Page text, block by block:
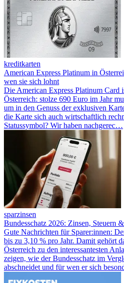
kreditkarten
American Express Platinum in
wen sie sich lohnt
Die American Express Platinum Card
Österreich: stolze 690 Euro im Jahr
um in den Genuss der exklusiven
die Karte sich auch wirtschaftlich
Statussymbol? Wir haben nachgerec…
sparzinsen
Bundesschatz 2026: Zinsen, Steuern
Gute Nachrichten für Sparer:innen:
bis zu 3,10 % pro Jahr. Damit gehört
Österreich zu den interessantesten
zeigen, wie der Bundesschatz im
abschneidet und für wen er sich